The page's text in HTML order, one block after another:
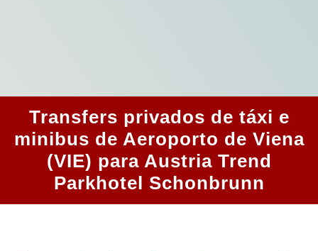
Transfers privados de táxi e
minibus de Aeroporto de Viena
(VIE) para Austria Trend
Parkhotel Schonbrunn